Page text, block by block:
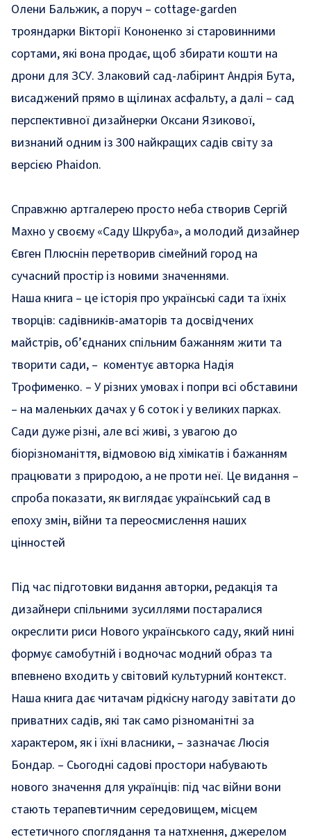
Олени Бальжик, а поруч – cottage-garden
трояндарки Вікторії Кононенко зі старовинними
сортами, які вона продає, щоб збирати кошти на
дрони для ЗСУ. Злаковий сад-лабіринт Андрія Бута,
висаджений прямо в щілинах асфальту, а далі – сад
перспективної дизайнерки Оксани Язикової,
визнаний одним із 300 найкращих садів світу за
версією Phaidon.
Справжню артгалерею просто неба створив Сергій
Махно у своєму «Саду Шкруба», а молодий дизайнер
Євген Плюснін перетворив сімейний город на
сучасний простір із новими значеннями.
Наша книга – це історія про українські сади та їхніх
творців: садівників-аматорів та досвідчених
майстрів, об’єднаних спільним бажанням жити та
творити сади, – коментує авторка Надія
Трофименко. – У різних умовах і попри всі обставини
– на маленьких дачах у 6 соток і у великих парках.
Сади дуже різні, але всі живі, з увагою до
біорізноманіття, відмовою від хімікатів і бажанням
працювати з природою, а не проти неї. Це видання –
спроба показати, як виглядає український сад в
епоху змін, війни та переосмислення наших
цінностей
Під час підготовки видання авторки, редакція та
дизайнери спільними зусиллями постаралися
окреслити риси Нового українського саду, який нині
формує самобутній і водночас модний образ та
впевнено входить у світовий культурний контекст.
Наша книга дає читачам рідкісну нагоду завітати до
приватних садів, які так само різноманітні за
характером, як і їхні власники, – зазначає Люсія
Бондар. – Сьогодні садові простори набувають
нового значення для українців: під час війни вони
стають терапевтичним середовищем, місцем
естетичного споглядання та натхнення, джерелом